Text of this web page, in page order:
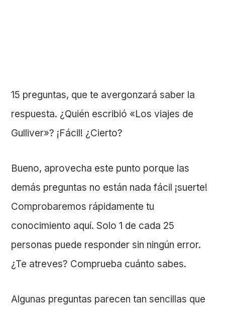
15 preguntas, que te avergonzará saber la
respuesta. ¿Quién escribió «Los viajes de
Gulliver»? ¡Fácil! ¿Cierto?
Bueno, aprovecha este punto porque las
demás preguntas no están nada fácil ¡suerte!
Comprobaremos rápidamente tu
conocimiento aquí. Solo 1 de cada 25
personas puede responder sin ningún error.
¿Te atreves? Comprueba cuánto sabes.
Algunas preguntas parecen tan sencillas que